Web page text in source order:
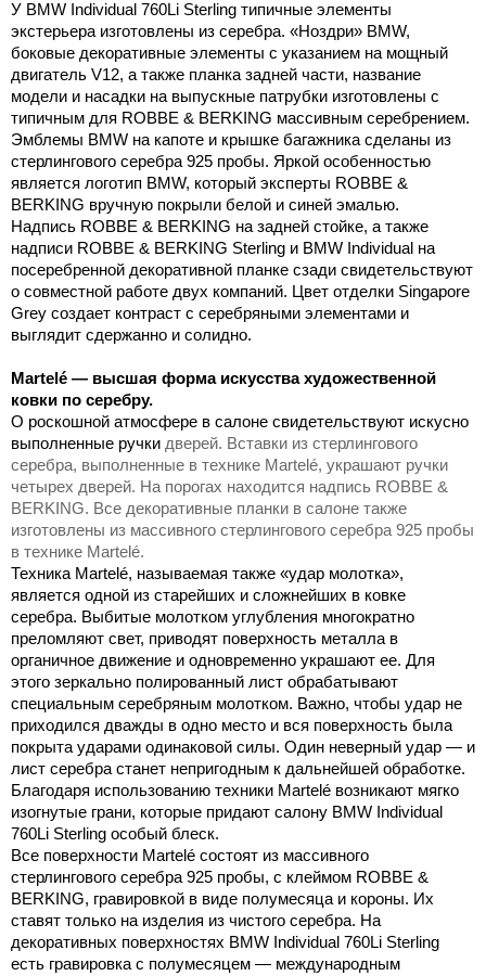
У BMW Individual 760Li Sterling типичные элементы
экстерьера изготовлены из серебра. «Ноздри» BMW,
боковые декоративные элементы с указанием на мощный
двигатель V12, а также планка задней части, название
модели и насадки на выпускные патрубки изготовлены с
типичным для ROBBE & BERKING массивным серебрением.
Эмблемы BMW на капоте и крышке багажника сделаны из
стерлингового серебра 925 пробы. Яркой особенностью
является логотип BMW, который эксперты ROBBE &
BERKING вручную покрыли белой и синей эмалью.
Надпись ROBBE & BERKING на задней стойке, а также
надписи ROBBE & BERKING Sterling и BMW Individual на
посеребренной декоративной планке сзади свидетельствуют
о совместной работе двух компаний. Цвет отделки Singapore
Grey создает контраст с серебряными элементами и
выглядит сдержанно и солидно.
Martelé — высшая форма искусства художественной
ковки по серебру.
О роскошной атмосфере в салоне свидетельствуют искусно
выполненные ручки дверей. Вставки из стерлингового
серебра, выполненные в технике Martelé, украшают ручки
четырех дверей. На порогах находится надпись ROBBE &
BERKING. Все декоративные планки в салоне также
изготовлены из массивного стерлингового серебра 925 пробы
в технике Martelé.
Техника Martelé, называемая также «удар молотка»,
является одной из старейших и сложнейших в ковке
серебра. Выбитые молотком углубления многократно
преломляют свет, приводят поверхность металла в
органичное движение и одновременно украшают ее. Для
этого зеркально полированный лист обрабатывают
специальным серебряным молотком. Важно, чтобы удар не
приходился дважды в одно место и вся поверхность была
покрыта ударами одинаковой силы. Один неверный удар — и
лист серебра станет непригодным к дальнейшей обработке.
Благодаря использованию техники Martelé возникают мягко
изогнутые грани, которые придают салону BMW Individual
760Li Sterling особый блеск.
Все поверхности Martelé состоят из массивного
стерлингового серебра 925 пробы, с клеймом ROBBE &
BERKING, гравировкой в виде полумесяца и короны. Их
ставят только на изделия из чистого серебра. На
декоративных поверхностях BMW Individual 760Li Sterling
есть гравировка с полумесяцем — международным